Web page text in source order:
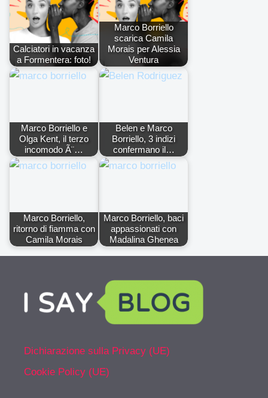
Calciatori in vacanza
a Formentera: foto!
Marco Borriello
scarica Camila
Morais per Alessia
Ventura
Marco Borriello e
Olga Kent, il terzo
incomodo Ã¨…
Belen e Marco
Borriello, 3 indizi
confermano il…
Marco Borriello,
ritorno di fiamma con
Camila Morais
Marco Borriello, baci
appassionati con
Madalina Ghenea
Dichiarazione sulla Privacy (UE)
Cookie Policy (UE)